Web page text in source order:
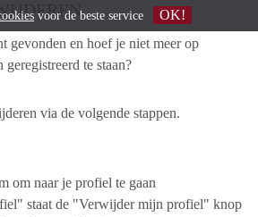
gevonden en hoef je niet meer op
te staan?
via de volgende stappen.
om naar je profiel te gaan
staat de "Verwijder mijn profiel" knop
voor de beste service OK!